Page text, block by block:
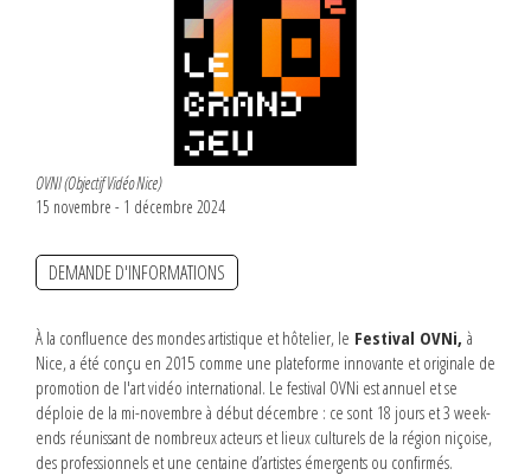
OVNI (Objectif Vidéo Nice)
15 novembre - 1 décembre 2024
DEMANDE D'INFORMATIONS
À la confluence des mondes artistique et hôtelier, le Festival OVNi, à
Nice, a été conçu en 2015 comme une plateforme innovante et originale de
promotion de l'art vidéo international. Le festival OVNi est annuel et se
déploie de la mi-novembre à début décembre : ce sont 18 jours et 3 week-
ends réunissant de nombreux acteurs et lieux culturels de la région niçoise,
des professionnels et une centaine d’artistes émergents ou confirmés.